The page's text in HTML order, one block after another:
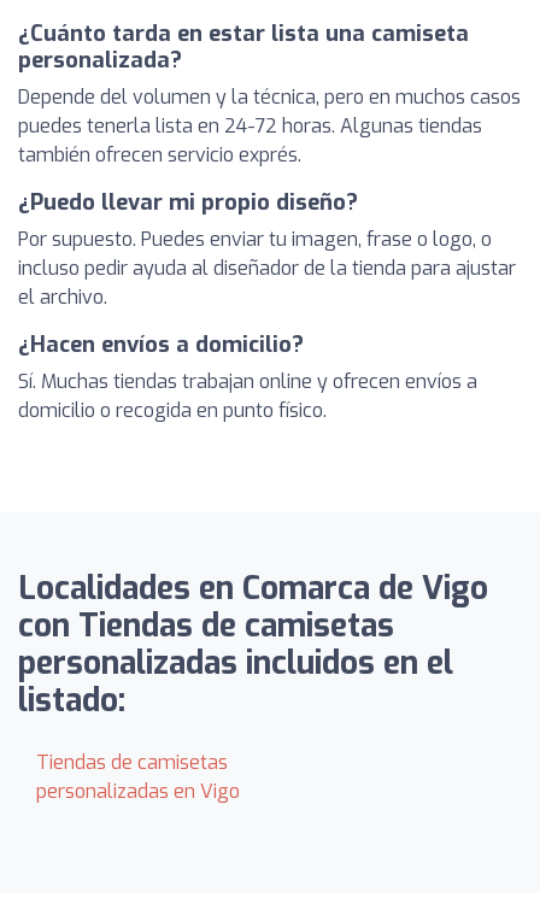
¿Cuánto tarda en estar lista una camiseta
personalizada?
Depende del volumen y la técnica, pero en muchos casos
puedes tenerla lista en 24-72 horas. Algunas tiendas
también ofrecen servicio exprés.
¿Puedo llevar mi propio diseño?
Por supuesto. Puedes enviar tu imagen, frase o logo, o
incluso pedir ayuda al diseñador de la tienda para ajustar
el archivo.
¿Hacen envíos a domicilio?
Sí. Muchas tiendas trabajan online y ofrecen envíos a
domicilio o recogida en punto físico.
Localidades en Comarca de Vigo
con Tiendas de camisetas
personalizadas incluidos en el
listado:
Tiendas de camisetas
personalizadas en Vigo